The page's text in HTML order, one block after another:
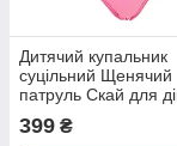
Дитячий купальник
суцільний Щенячий
патруль Скай для
399 ₴